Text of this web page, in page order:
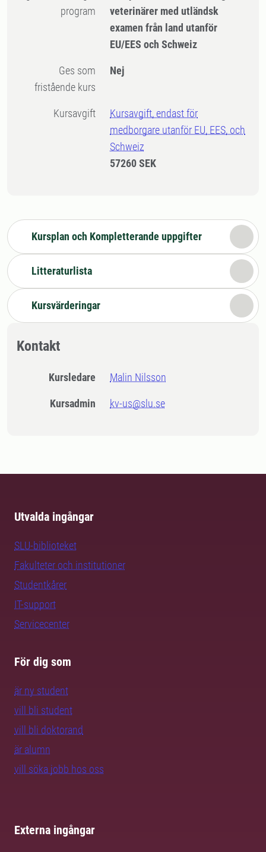
program
veterinärer med utländsk
examen från land utanför
EU/EES och Schweiz
Ges som
fristående kurs
Nej
Kursavgift
Kursavgift, endast för
medborgare utanför EU, EES, och
Schweiz
57260 SEK
Kursplan och Kompletterande uppgifter
Litteraturlista
Kursvärderingar
Kontakt
Kursledare Malin Nilsson
Kursadmin kv-us@slu.se
Utvalda ingångar
SLU-biblioteket
Fakulteter och institutioner
Studentkårer
IT-support
Servicecenter
För dig som
är ny student
vill bli student
vill bli doktorand
är alumn
vill söka jobb hos oss
Externa ingångar